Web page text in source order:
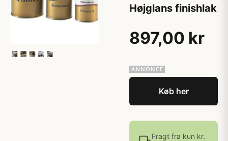
Højglans finishlak
897,00 kr
Køb her
Fragt fra kun kr.